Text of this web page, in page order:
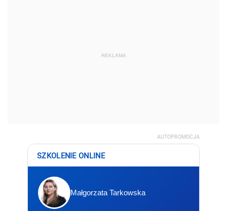
REKLAMA
AUTOPROMOCJA
SZKOLENIE ONLINE
Małgorzata Tarkowska